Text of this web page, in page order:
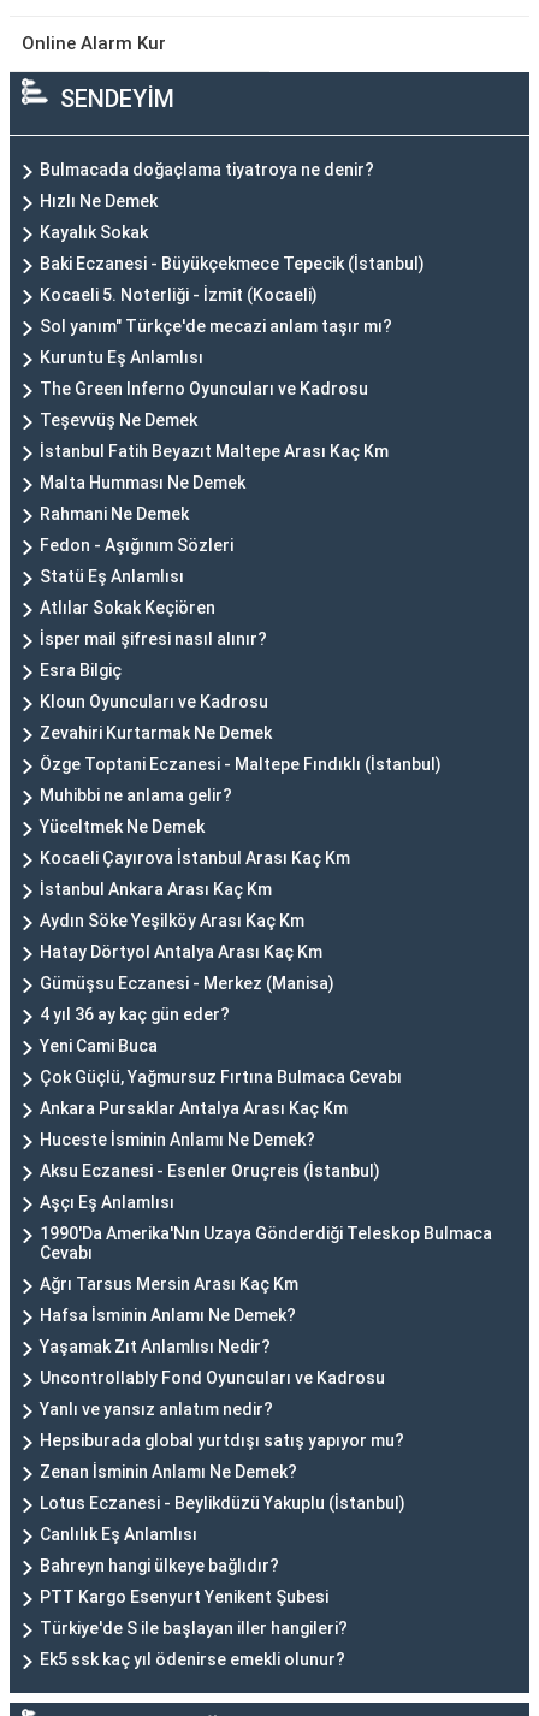
Online Alarm Kur
SENDEYİM
Bulmacada doğaçlama tiyatroya ne denir?
Hızlı Ne Demek
Kayalık Sokak
Baki Eczanesi - Büyükçekmece Tepecik (İstanbul)
Kocaeli 5. Noterliği - İzmit (Kocaeli)
Sol yanım" Türkçe'de mecazi anlam taşır mı?
Kuruntu Eş Anlamlısı
The Green Inferno Oyuncuları ve Kadrosu
Teşevvüş Ne Demek
İstanbul Fatih Beyazıt Maltepe Arası Kaç Km
Malta Humması Ne Demek
Rahmani Ne Demek
Fedon - Aşığınım Sözleri
Statü Eş Anlamlısı
Atlılar Sokak Keçiören
İsper mail şifresi nasıl alınır?
Esra Bilgiç
Kloun Oyuncuları ve Kadrosu
Zevahiri Kurtarmak Ne Demek
Özge Toptani Eczanesi - Maltepe Fındıklı (İstanbul)
Muhibbi ne anlama gelir?
Yüceltmek Ne Demek
Kocaeli Çayırova İstanbul Arası Kaç Km
İstanbul Ankara Arası Kaç Km
Aydın Söke Yeşilköy Arası Kaç Km
Hatay Dörtyol Antalya Arası Kaç Km
Gümüşsu Eczanesi - Merkez (Manisa)
4 yıl 36 ay kaç gün eder?
Yeni Cami Buca
Çok Güçlü, Yağmursuz Fırtına Bulmaca Cevabı
Ankara Pursaklar Antalya Arası Kaç Km
Huceste İsminin Anlamı Ne Demek?
Aksu Eczanesi - Esenler Oruçreis (İstanbul)
Aşçı Eş Anlamlısı
1990'Da Amerika'Nın Uzaya Gönderdiği Teleskop Bulmaca
Cevabı
Ağrı Tarsus Mersin Arası Kaç Km
Hafsa İsminin Anlamı Ne Demek?
Yaşamak Zıt Anlamlısı Nedir?
Uncontrollably Fond Oyuncuları ve Kadrosu
Yanlı ve yansız anlatım nedir?
Hepsiburada global yurtdışı satış yapıyor mu?
Zenan İsminin Anlamı Ne Demek?
Lotus Eczanesi - Beylikdüzü Yakuplu (İstanbul)
Canlılık Eş Anlamlısı
Bahreyn hangi ülkeye bağlıdır?
PTT Kargo Esenyurt Yenikent Şubesi
Türkiye'de S ile başlayan iller hangileri?
Ek5 ssk kaç yıl ödenirse emekli olunur?